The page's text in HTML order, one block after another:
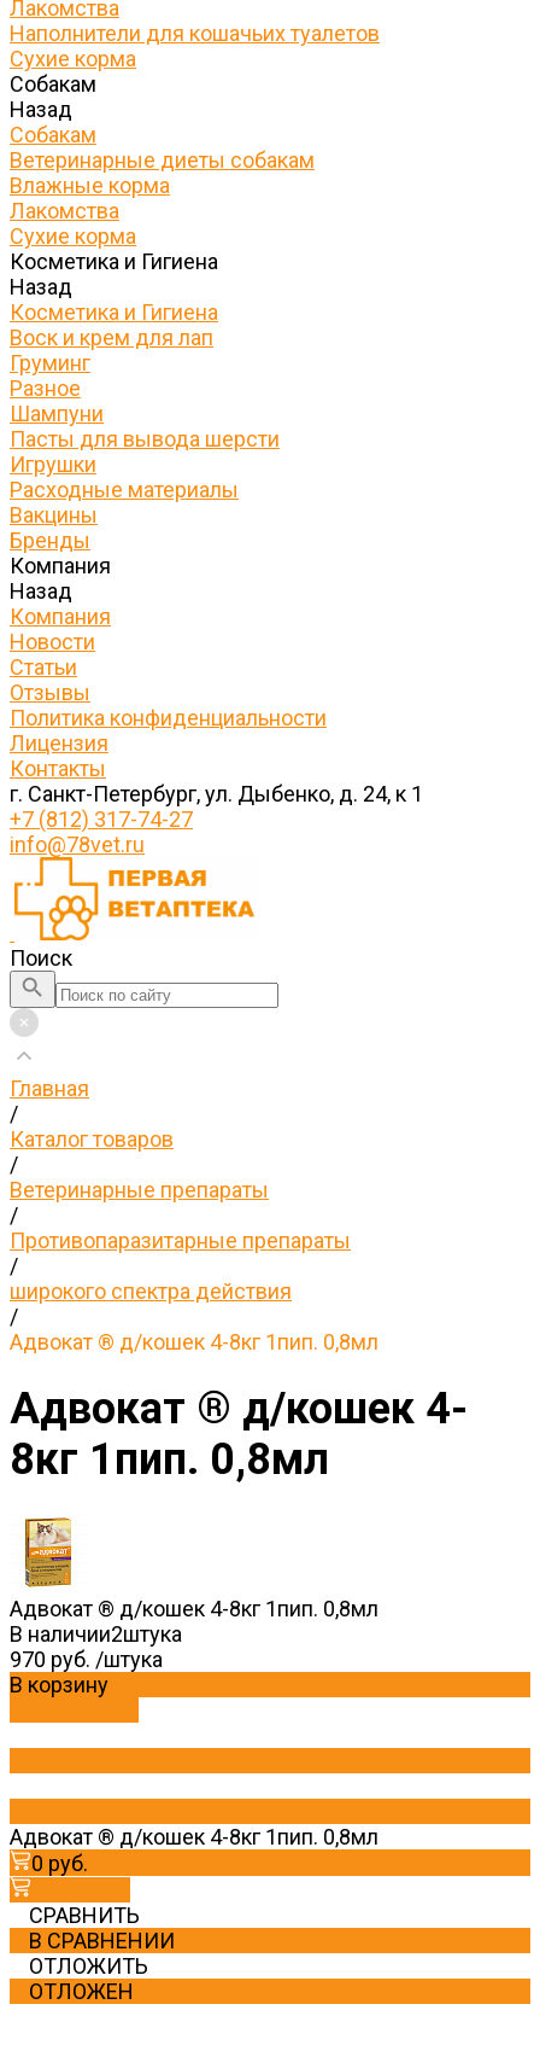
Лакомства
Наполнители для кошачьих туалетов
Сухие корма
Собакам
Назад
Собакам
Ветеринарные диеты собакам
Влажные корма
Лакомства
Сухие корма
Косметика и Гигиена
Назад
Косметика и Гигиена
Воск и крем для лап
Груминг
Разное
Шампуни
Пасты для вывода шерсти
Игрушки
Расходные материалы
Вакцины
Бренды
Компания
Назад
Компания
Новости
Статьи
Отзывы
Политика конфиденциальности
Лицензия
Контакты
г. Санкт-Петербург, ул. Дыбенко, д. 24, к 1
+7 (812) 317-74-27
info@78vet.ru
Поиск
Главная
/
Каталог товаров
/
Ветеринарные препараты
/
Противопаразитарные препараты
/
широкого спектра действия
/
Адвокат ® д/кошек 4-8кг 1пип. 0,8мл
Адвокат ® д/кошек 4-
8кг 1пип. 0,8мл
Адвокат ® д/кошек 4-8кг 1пип. 0,8мл
В наличии2штука
970 руб. /штука
В корзину
Адвокат ® д/кошек 4-8кг 1пип. 0,8мл
0 руб.
СРАВНИТЬ
В СРАВНЕНИИ
ОТЛОЖИТЬ
ОТЛОЖЕН